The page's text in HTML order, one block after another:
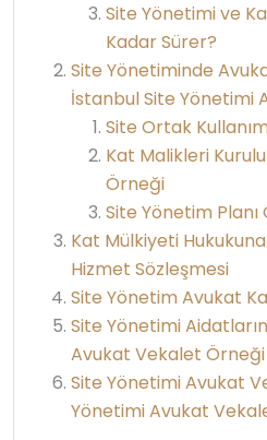
Site Yönetimi ve
Kadar Sürer?
Site Yönetiminde
İstanbul Site Yönetimi
Site Ortak
Kat Malikleri
Örneği
Site Yönetim Planı
Kat Mülkiyeti
Hizmet Sözleşmesi
Site Yönetim Avukat
Site Yönetimi
Avukat Vekalet Örneği
Site Yönetimi Avukat
Yönetimi Avukat